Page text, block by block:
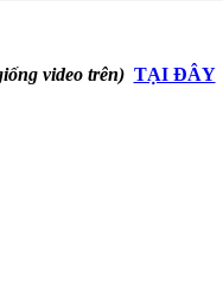
video trên) TẠI ĐÂY